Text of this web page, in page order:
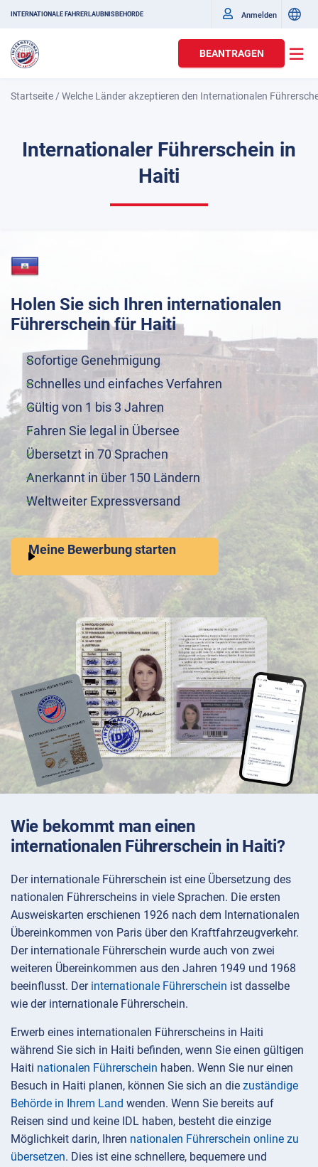
INTERNATIONALE FAHRERLAUBNISBEHÖRDE Anmelden
BEANTRAGEN
Startseite /Welche Länder akzeptieren den Internationalen
Internationaler Führerschein in
Haiti
Holen Sie sich Ihren internationalen
Führerschein für Haiti
Sofortige Genehmigung
Schnelles und einfaches Verfahren
Gültig von 1 bis 3 Jahren
Fahren Sie legal in Übersee
Übersetzt in 70 Sprachen
Anerkannt in über 150 Ländern
Weltweiter Expressversand
Meine Bewerbung starten
Wie bekommt man einen
internationalen Führerschein in Haiti?
Der internationale Führerschein ist eine Übersetzung des
nationalen Führerscheins in viele Sprachen. Die ersten
Ausweiskarten erschienen 1926 nach dem Internationalen
Übereinkommen von Paris über den Kraftfahrzeugverkehr.
Der internationale Führerschein wurde auch von zwei
weiteren Übereinkommen aus den Jahren 1949 und 1968
beeinflusst. Der internationale Führerschein ist dasselbe
wie der internationale Führerschein.
Erwerb eines internationalen Führerscheins in Haiti
während Sie sich in Haiti befinden, wenn Sie einen gültigen
Haiti nationalen Führerschein haben. Wenn Sie nur einen
Besuch in Haiti planen, können Sie sich an die zuständige
Behörde in Ihrem Land wenden. Wenn Sie bereits auf
Reisen sind und keine IDL haben, besteht die einzige
Möglichkeit darin, Ihren nationalen Führerschein online zu
übersetzen. Dies ist eine schnellere, bequemere und